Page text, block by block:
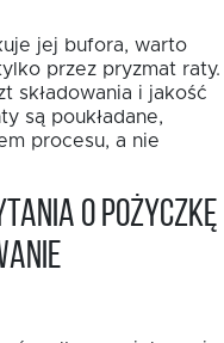
jej bufora, warto
przez pryzmat raty.
składowania i jakość
są poukładane,
procesu, a nie
o pożyczkę